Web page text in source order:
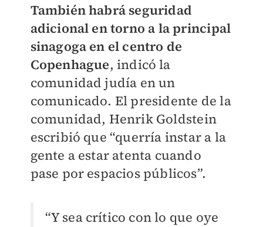
También habrá seguridad
adicional en torno a la principal
sinagoga en el centro de
Copenhague, indicó la
comunidad judía en un
comunicado. El presidente de la
comunidad, Henrik Goldstein
escribió que “querría instar a la
gente a estar atenta cuando
pase por espacios públicos”.
“Y sea crítico con lo que oye